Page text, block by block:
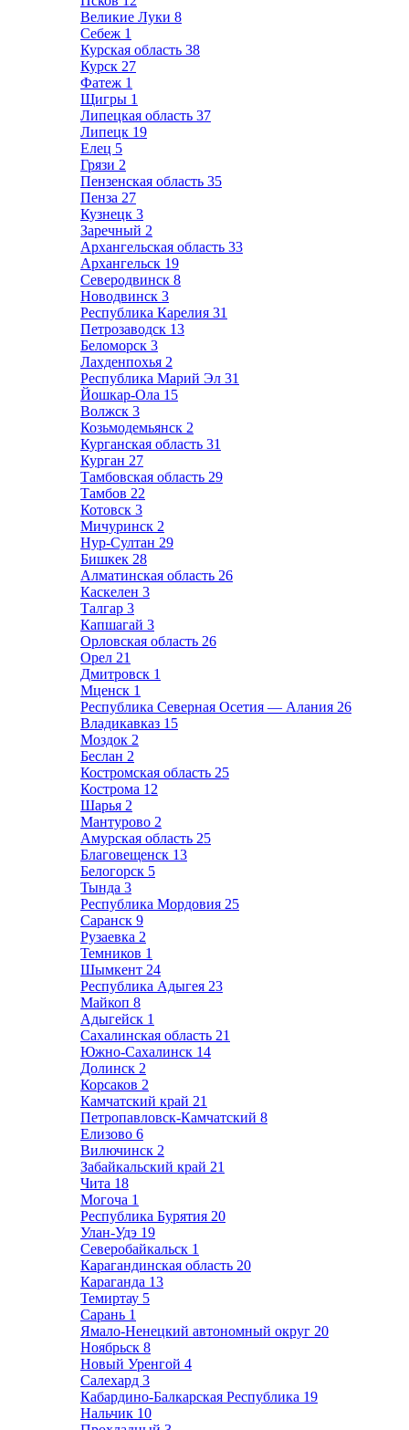
Великие Луки 8
Себеж 1
Курская область 38
Курск 27
Фатеж 1
Щигры 1
Липецкая область 37
Липецк 19
Елец 5
Грязи 2
Пензенская область 35
Пенза 27
Кузнецк 3
Заречный 2
Архангельская область 33
Архангельск 19
Северодвинск 8
Новодвинск 3
Республика Карелия 31
Петрозаводск 13
Беломорск 3
Лахденпохья 2
Республика Марий Эл 31
Йошкар-Ола 15
Волжск 3
Козьмодемьянск 2
Курганская область 31
Курган 27
Тамбовская область 29
Тамбов 22
Котовск 3
Мичуринск 2
Нур-Султан 29
Бишкек 28
Алматинская область 26
Каскелен 3
Талгар 3
Капшагай 3
Орловская область 26
Орел 21
Дмитровск 1
Мценск 1
Республика Северная Осетия — Алания 26
Владикавказ 15
Моздок 2
Беслан 2
Костромская область 25
Кострома 12
Шарья 2
Мантурово 2
Амурская область 25
Благовещенск 13
Белогорск 5
Тында 3
Республика Мордовия 25
Саранск 9
Рузаевка 2
Темников 1
Шымкент 24
Республика Адыгея 23
Майкоп 8
Адыгейск 1
Сахалинская область 21
Южно-Сахалинск 14
Долинск 2
Корсаков 2
Камчатский край 21
Петропавловск-Камчатский 8
Елизово 6
Вилючинск 2
Забайкальский край 21
Чита 18
Могоча 1
Республика Бурятия 20
Улан-Удэ 19
Северобайкальск 1
Карагандинская область 20
Караганда 13
Темиртау 5
Сарань 1
Ямало-Ненецкий автономный округ 20
Ноябрьск 8
Новый Уренгой 4
Салехард 3
Кабардино-Балкарская Республика 19
Нальчик 10